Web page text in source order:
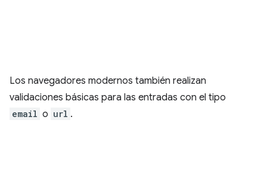
Los navegadores modernos también realizan
validaciones básicas para las entradas con el tipo
email o url .